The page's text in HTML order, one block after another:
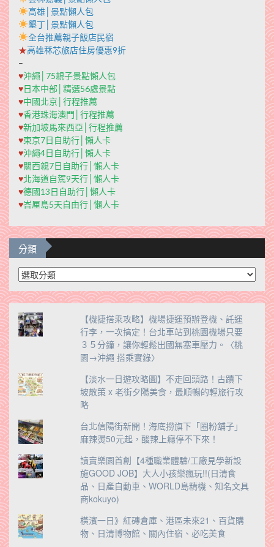
高雄│景點懶人包
墾丁│景點懶人包
全台推薦親子飯店民宿
★高雄秝芯旅店住房優惠9折
–
♥沖繩│75親子景點懶人包
♥日本中部│精選56處景點
♥中國北京│行程推薦
♥香港珠海澳門│行程推薦
♥新加坡馬來西亞│行程推薦
♥東京7日自助行│懶人卡
♥沖繩4日自助行│懶人卡
♥關西親7日自助行│懶人卡
♥北海道自駕9天行│懶人卡
♥德國13日自助行│懶人卡
♥峇厘島5天自由行│懶人卡
分類
分
類
【機捷搭乘攻略】機場捷運預辦登機、託運
行李，一次搞定！台北車站到桃園機場只要
３５分鐘，讓你輕鬆出國無塞車壓力。〈桃
園→沖繩 搭乘實錄〉
【淡水一日遊攻略圖】不走回頭路！古蹟下
坡散策 x 老街夕陽美食，最順暢的輕旅行攻
略
台北信陽街新開！海底撈旗下「圈粉舖子」
麻辣燙50元起，酸辣上癮停不下來！
讀賣樂園首創【4種職業體驗/工廠見學新設
施GOOD JOB】大人小孩樂瘋玩!!(日清食
品、日產自動車、WORLD島精機、知名文具
商kokuyo)
橫濱一日》紅磚倉庫、港區未來21、百貨購
物、日清博物館、關內住宿、必吃美食